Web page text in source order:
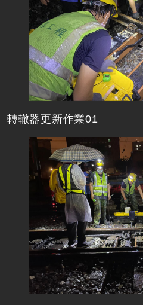
轉轍器更新作業01